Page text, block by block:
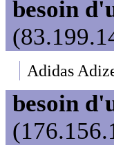
besoin
Adidas
besoin